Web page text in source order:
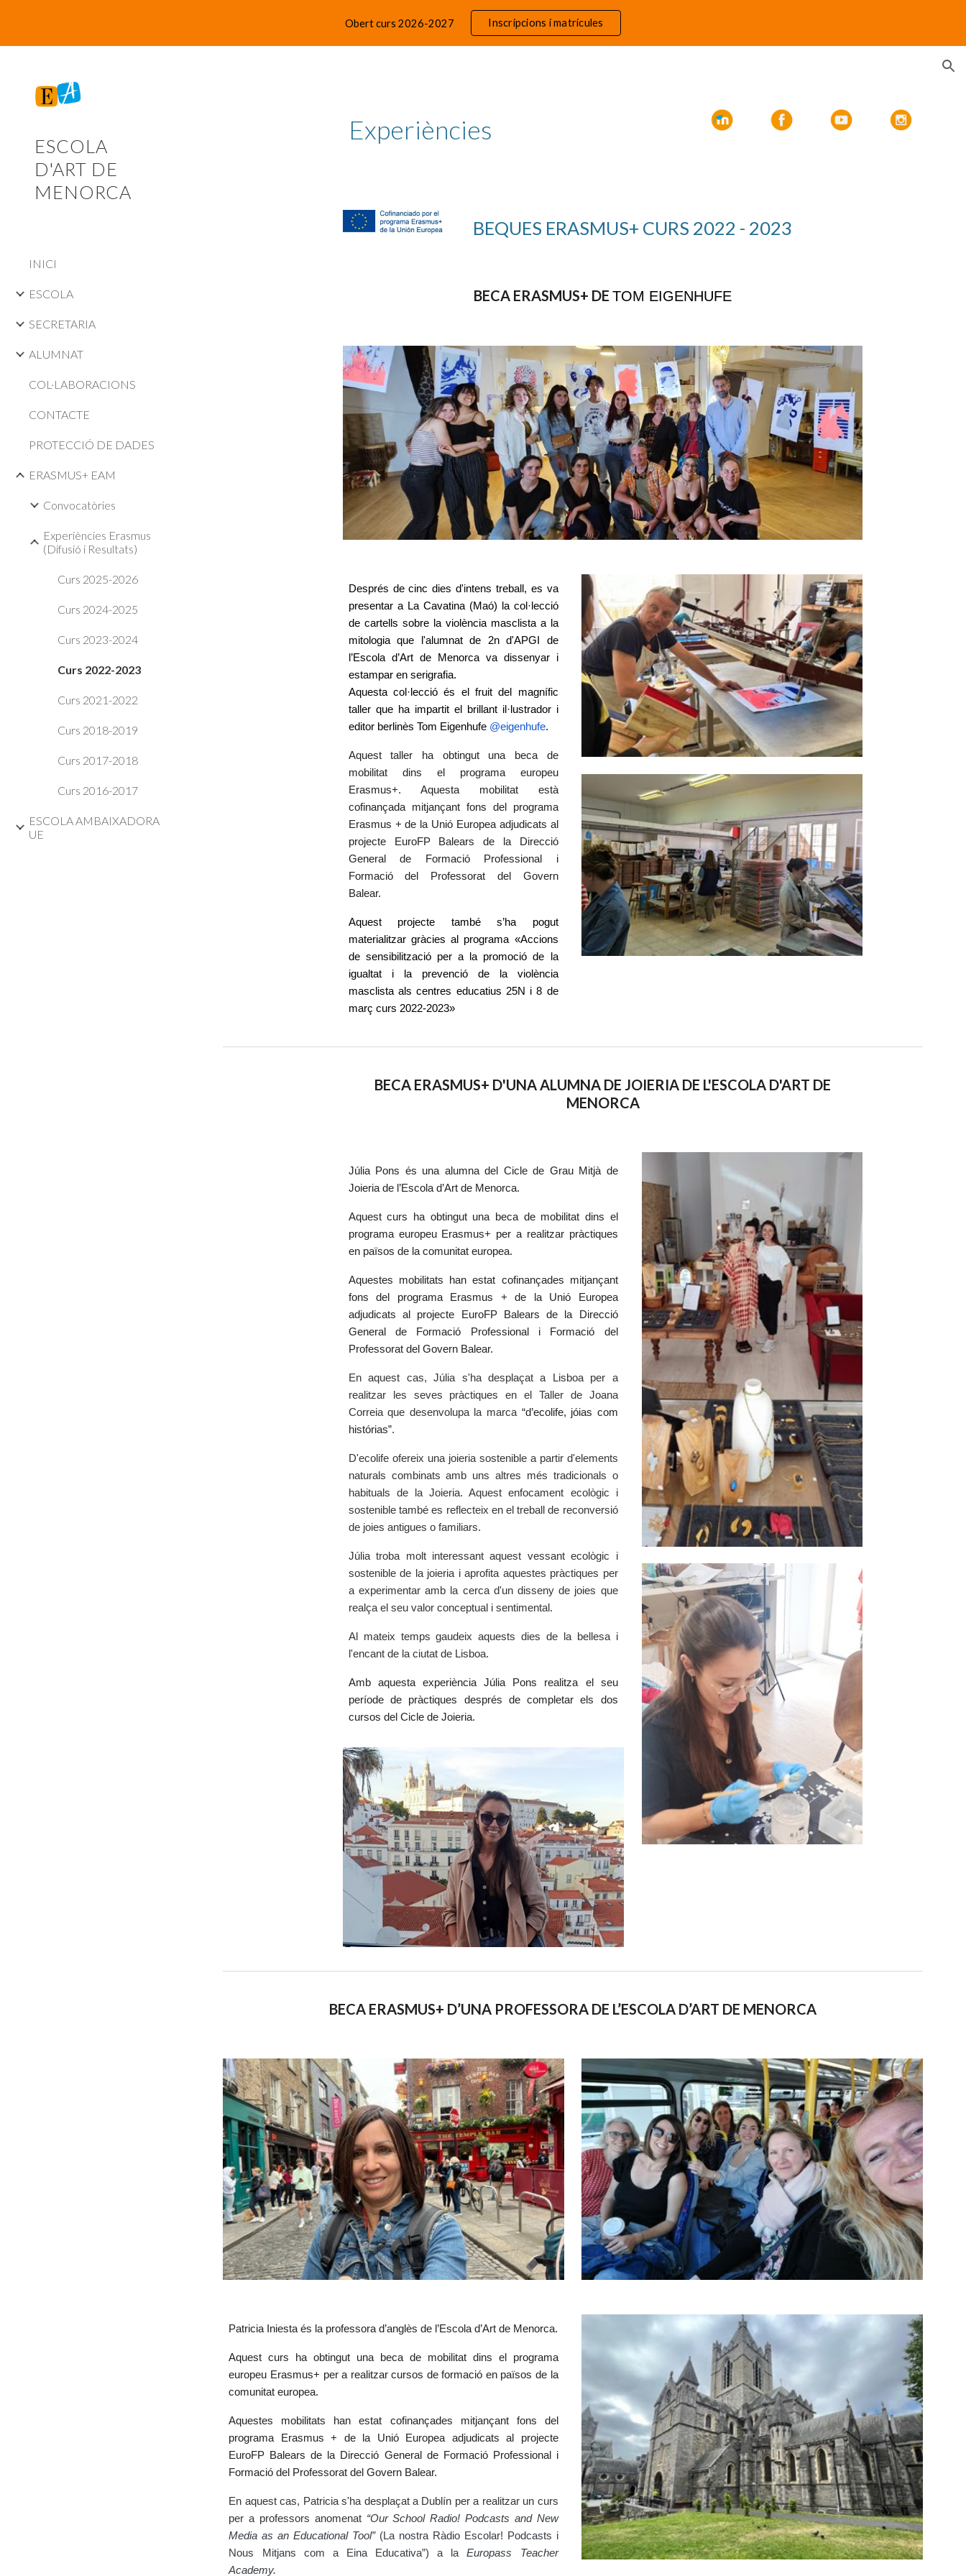
Skip to main content Skip to navigation
Obert curs 2026-2027 Inscripcions i matrícules
ESCOLA
D'ART DE
MENORCA
INICI
ESCOLA
SECRETARIA
ALUMNAT
COL·LABORACIONS
CONTACTE
PROTECCIÓ DE DADES
ERASMUS+ EAM
Convocatòries
Experiències Erasmus
(Difusió i Resultats)
Curs 2025-2026
Curs 2024-2025
Curs 2023-2024
Curs 2022-2023
Curs 2021-2022
Curs 2018-2019
Curs 2017-2018
Curs 2016-2017
ESCOLA AMBAIXADORA
UE
Experiències
BEQUES ERASMUS+ CURS 2022 - 2023
BECA ERASMUS+ DETOM EIGENHUFE
Després de cinc dies d'intens treball, es va
presentar a La Cavatina (Maó) la col·lecció
de cartells sobre la violència masclista a la
mitologia que l'alumnat de 2n d'APGI de
l’Escola d’Art de Menorca va dissenyar i
estampar en serigrafia.
Aquesta col·lecció és el fruit del magnífic
taller que ha impartit el brillant il·lustrador i
editor berlinès Tom Eigenhufe @eigenhufe.
Aquest taller ha obtingut una beca de
mobilitat dins el programa europeu
Erasmus+. Aquesta mobilitat està
cofinançada mitjançant fons del programa
Erasmus + de la Unió Europea adjudicats al
projecte EuroFP Balears de la Direcció
General de Formació Professional i
Formació del Professorat del Govern
Balear.
Aquest projecte també s’ha pogut
materialitzar gràcies al programa «Accions
de sensibilització per a la promoció de la
igualtat i la prevenció de la violència
masclista als centres educatius 25N i 8 de
març curs 2022-2023»
BECA ERASMUS+ D'UNAALUMNA DE JOIERIA DE L'ESCOLA D'ART DE
MENORCA
Júlia Pons és una alumna del Cicle de Grau Mitjà de
Joieria de l’Escola d’Art de Menorca.
Aquest curs ha obtingut una beca de mobilitat dins el
programa europeu Erasmus+ per a realitzar pràctiques
en països de la comunitat europea.
Aquestes mobilitats han estat cofinançades mitjançant
fons del programa Erasmus + de la Unió Europea
adjudicats al projecte EuroFP Balears de la Direcció
General de Formació Professional i Formació del
Professorat del Govern Balear.
En aquest cas, Júlia s'ha desplaçat a Lisboa per a
realitzar les seves pràctiques en el Taller de Joana
Correia que desenvolupa la marca “d’ecolife, jóias com
histórias”.
D'ecolife ofereix una joieria sostenible a partir d'elements
naturals combinats amb uns altres més tradicionals o
habituals de la Joieria. Aquest enfocament ecològic i
sostenible també es reflecteix en el treball de reconversió
de joies antigues o familiars.
Júlia troba molt interessant aquest vessant ecològic i
sostenible de la joieria i aprofita aquestes pràctiques per
a experimentar amb la cerca d'un disseny de joies que
realça el seu valor conceptual i sentimental.
Al mateix temps gaudeix aquests dies de la bellesa i
l'encant de la ciutat de Lisboa.
Amb aquesta experiència Júlia Pons realitza el seu
període de pràctiques després de completar els dos
cursos del Cicle de Joieria.
BECA ERASMUS+ D’UNA PROFESSORA DE L’ESCOLA D’ART DE MENORCA
Patricia Iniesta és la professora d’anglès de l’Escola d’Art de Menorca.
Aquest curs ha obtingut una beca de mobilitat dins el programa
europeu Erasmus+ per a realitzar cursos de formació en països de la
comunitat europea.
Aquestes mobilitats han estat cofinançades mitjançant fons del
programa Erasmus + de la Unió Europea adjudicats al projecte
EuroFP Balears de la Direcció General de Formació Professional i
Formació del Professorat del Govern Balear.
En aquest cas, Patricia s'ha desplaçat a Dublín per a realitzar un curs
per a professors anomenat “Our School Radio! Podcasts and New
Media as an Educational Tool” (La nostra Ràdio Escolar! Podcasts i
Nous Mitjans com a Eina Educativa”) a laEuropass Teacher
Academy.